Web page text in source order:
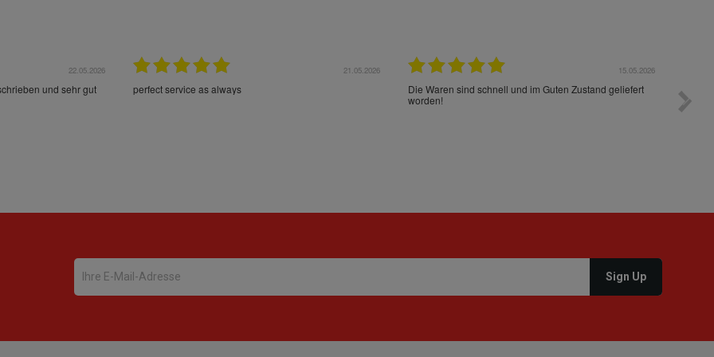
22.05.2026
und sehr gut
21.05.2026
perfect service as always
15.05.2026
Die Waren sind schnell und im Guten Zustand geliefert
worden!